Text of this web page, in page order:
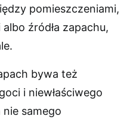
pomieszczeniami,
źródła zapachu,
bywa też
i niewłaściwego
samego